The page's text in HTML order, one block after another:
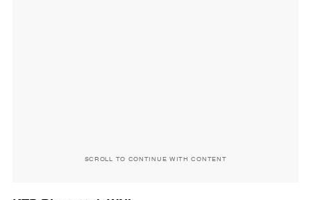
SCROLL TO CONTINUE WITH CONTENT